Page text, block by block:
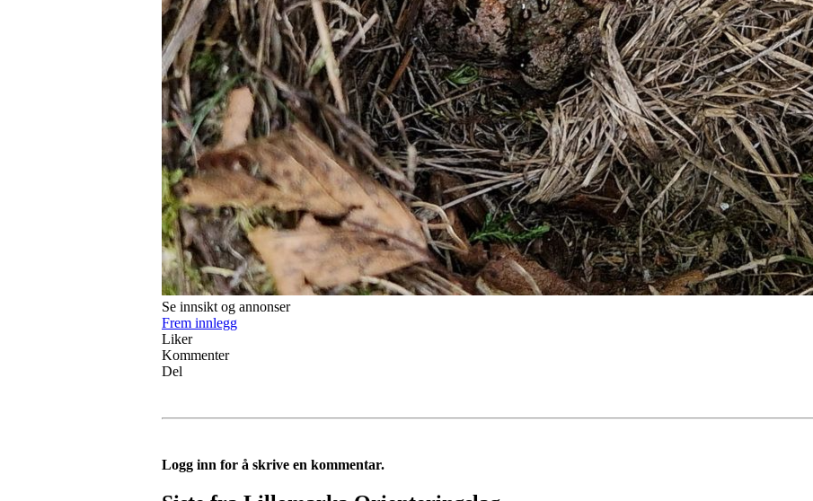
Se innsikt og annonser
Frem innlegg
Liker
Kommenter
Del
Logg inn for å skrive en kommentar.